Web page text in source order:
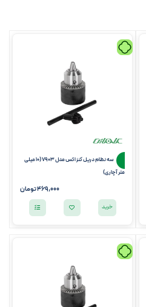
سه نظام دریل کنزاکس مدل 7903 (10 میلی
متر آچاری)
469,000تومان
خرید